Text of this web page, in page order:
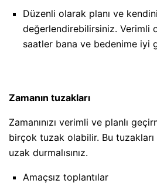
Düzenli olarak planı ve
değerlendirebilirsiniz. Verimli
saatler bana ve bedenime iyi
Zamanın tuzakları
Zamanınızı verimli ve planlı
birçok tuzak olabilir. Bu tuzakları
uzak durmalısınız.
Amaçsız toplantılar